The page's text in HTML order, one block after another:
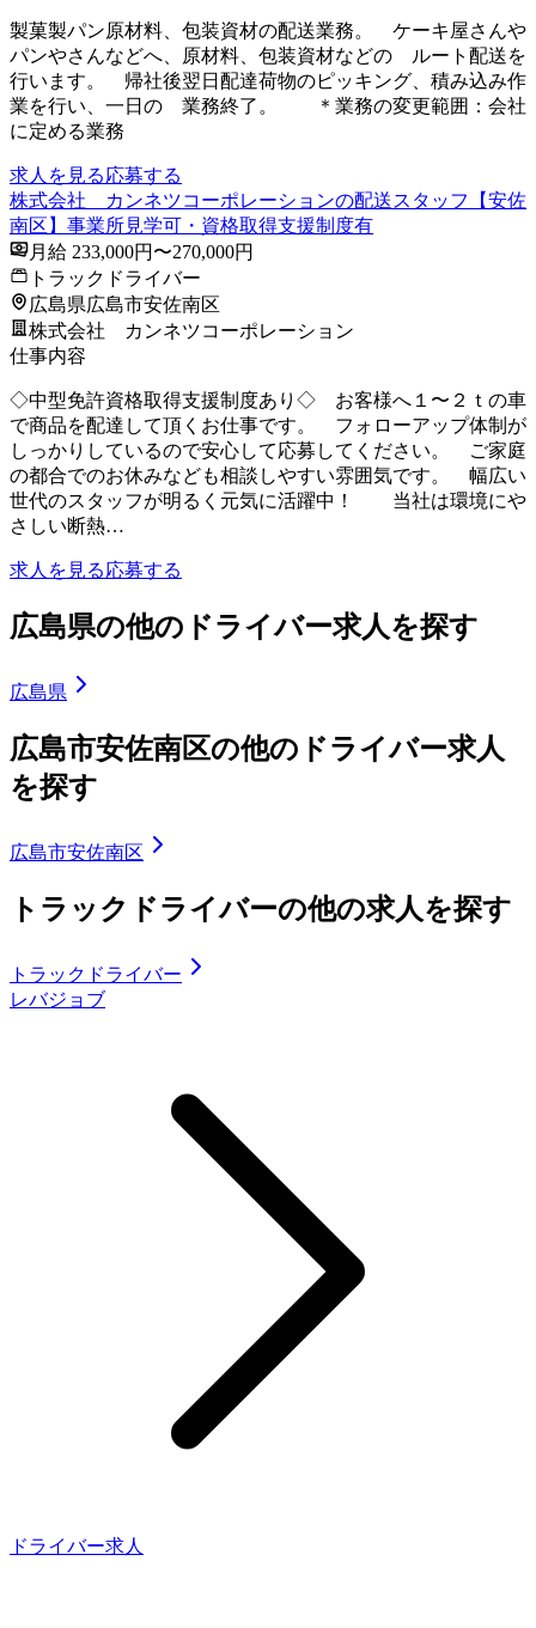
製菓製パン原材料、包装資材の配送業務。 ケーキ屋さんや
パンやさんなどへ、原材料、包装資材などの ルート配送を
行います。 帰社後翌日配達荷物のピッキング、積み込み作
業を行い、一日の 業務終了。 ＊業務の変更範囲：会社
に定める業務
求人を見る応募する
株式会社 カンネツコーポレーションの配送スタッフ【安佐
南区】事業所見学可・資格取得支援制度有
月給 233,000円〜270,000円
トラックドライバー
広島県広島市安佐南区
株式会社 カンネツコーポレーション
仕事内容
◇中型免許資格取得支援制度あり◇ お客様へ１〜２ｔの車
で商品を配達して頂くお仕事です。 フォローアップ体制が
しっかりしているので安心して応募してください。 ご家庭
の都合でのお休みなども相談しやすい雰囲気です。 幅広い
世代のスタッフが明るく元気に活躍中！ 当社は環境にや
さしい断熱…
求人を見る応募する
広島県の他のドライバー求人を探す
広島県
広島市安佐南区の他のドライバー求人
を探す
広島市安佐南区
トラックドライバーの他の求人を探す
トラックドライバー
レバジョブ
ドライバー求人